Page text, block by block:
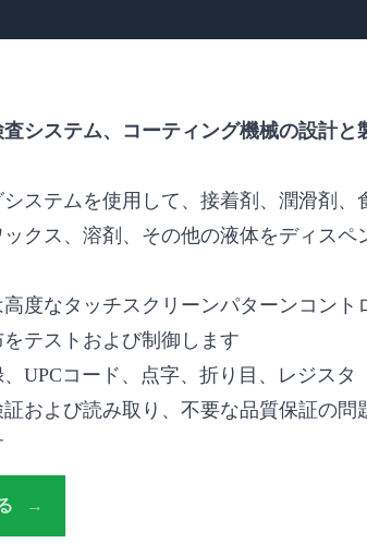
システム、コーティング機械の設計と
ステムを使用して、接着剤、潤滑剤、
クス、溶剤、その他の液体をディスペ
度なタッチスクリーンパターンコント
テストおよび制御します
UPCコード、点字、折り目、レジスタ
および読み取り、不要な品質保証の問
→